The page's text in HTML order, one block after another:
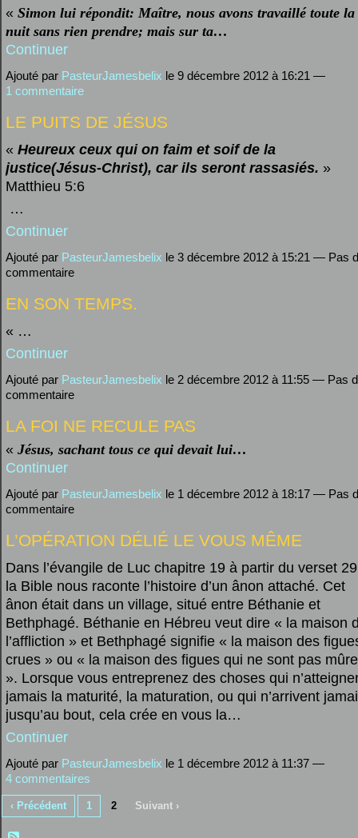
« Simon lui répondit: Maître, nous avons travaillé toute la
nuit sans rien prendre; mais sur ta…
Continuer
Ajouté par PasteurJamesbelix le 9 décembre 2012 à 16:21 —
1 commentaire
LE PUITS DE JÉSUS
« Heureux ceux qui on faim et soif de la
justice(Jésus-Christ), car ils seront rassasiés. »
Matthieu 5:6
…
Continuer
Ajouté par PasteurJamesbelix le 3 décembre 2012 à 15:21 — Pas
commentaire
EN SON TEMPS.
« …
Continuer
Ajouté par PasteurJamesbelix le 2 décembre 2012 à 11:55 — Pas
commentaire
LA FOI NE RECULE PAS
« Jésus, sachant tous ce qui devait lui…
Continuer
Ajouté par PasteurJamesbelix le 1 décembre 2012 à 18:17 — Pas
commentaire
L’OPÉRATION DÉLIÉ LE VOUS MÊME
Dans l’évangile de Luc chapitre 19 à partir du verset
la Bible nous raconte l’histoire d’un ânon attaché. Cet
ânon était dans un village, situé entre Béthanie et
Bethphagé. Béthanie en Hébreu veut dire « la maison
l’affliction » et Bethphagé signifie « la maison des
crues » ou « la maison des figues qui ne sont pas
». Lorsque vous entreprenez des choses qui
jamais la maturité, la maturation, ou qui n’arrivent
jusqu’au bout, cela crée en vous la…
Continuer
Ajouté par PasteurJamesbelix le 1 décembre 2012 à 11:37 —
4 commentaires
‹ Précédent 1 2 Suivant ›